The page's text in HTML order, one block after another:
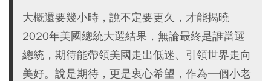
大概還要幾小時，說不定要更久，才能揭曉
2020年美國總統大選結果，無論最終是誰當選
總統，期待能帶領美國走出低迷、引領世界走向
美好。說是期待，更是衷心希望，作為一個小老